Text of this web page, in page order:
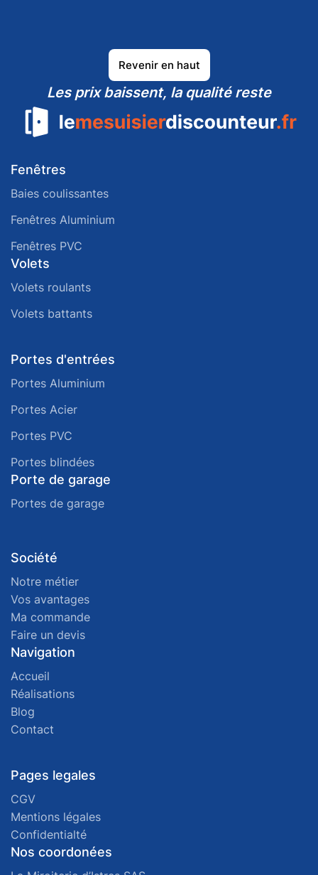
Revenir en haut
Les prix baissent, la qualité reste
Fenêtres
Baies coulissantes
Fenêtres Aluminium
Fenêtres PVC
Volets
Volets roulants
Volets battants
Portes d'entrées
Portes Aluminium
Portes Acier
Portes PVC
Portes blindées
Porte de garage
Portes de garage
Société
Notre métier
Vos avantages
Ma commande
Faire un devis
Navigation
Accueil
Réalisations
Blog
Contact
Pages legales
CGV
Mentions légales
Confidentialté
Nos coordonées